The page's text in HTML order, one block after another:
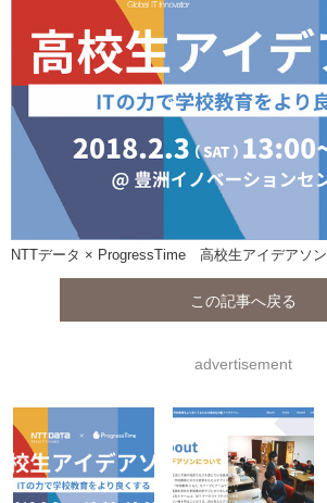
NTTデータ × ProgressTime 高校生アイデアソン
この記事へ戻る
advertisement